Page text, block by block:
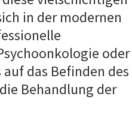
in der modernen
oder
das Befinden des
Behandlung der